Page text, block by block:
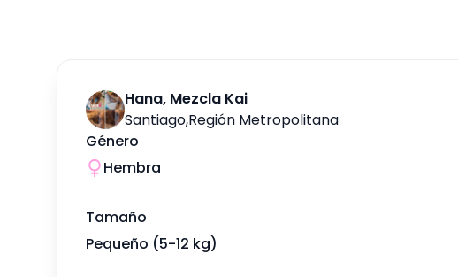
Hana, Mezcla Kai
Santiago,Región Metropolitana
Género
Hembra
Tamaño
Pequeño (5-12 kg)